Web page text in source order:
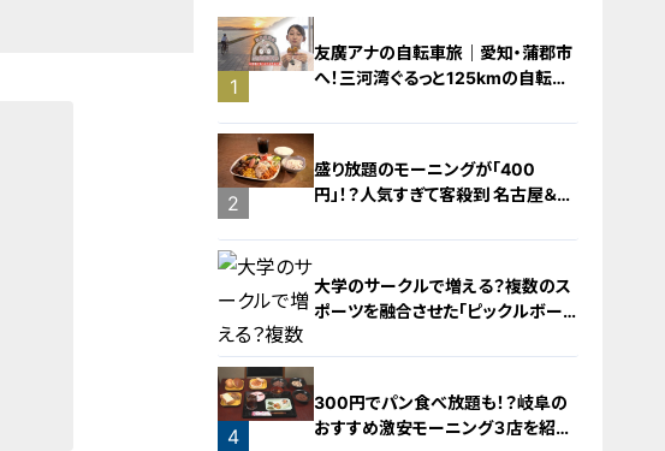
1
友廣アナの自転車旅｜愛知・蒲郡市
へ！三河湾ぐるっと125kmの自転車
2
盛り放題のモーニングが「400
円」！？人気すぎて客殺到 名古屋＆岐
大学のサークルで増える？複数のス
ポーツを融合させた「ピックルボー
4
300円でパン食べ放題も！？岐阜の
おすすめ激安モーニング３店を紹